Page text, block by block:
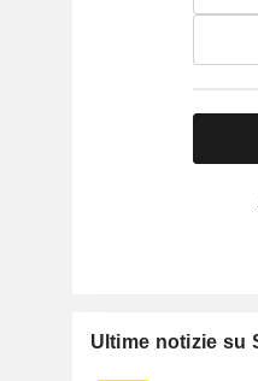
Ultime notizie su